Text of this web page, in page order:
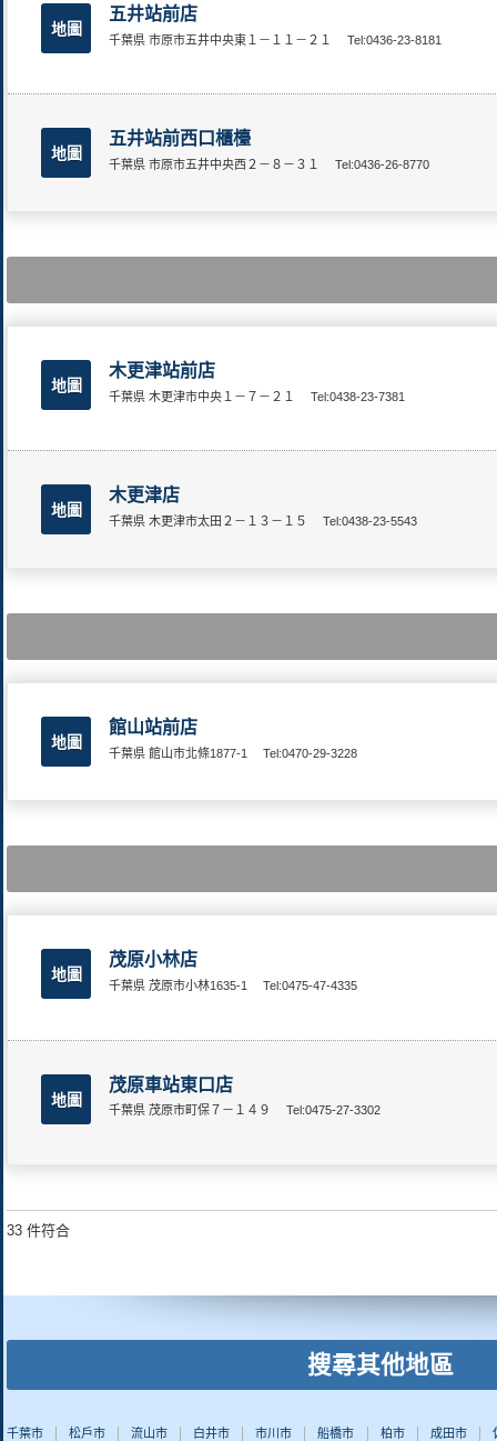
地圖
五井站前店
千葉県 市原市五井中央東１－１１－２１ Tel:0436-23-8181
地圖
五井站前西口櫃檯
千葉県 市原市五井中央西２－８－３１ Tel:0436-26-8770
地圖
木更津站前店
千葉県 木更津市中央１－７－２１ Tel:0438-23-7381
地圖
木更津店
千葉県 木更津市太田２－１３－１５ Tel:0438-23-5543
地圖
館山站前店
千葉県 館山市北條1877-1 Tel:0470-29-3228
地圖
茂原小林店
千葉県 茂原市小林1635-1 Tel:0475-47-4335
地圖
茂原車站東口店
千葉県 茂原市町保７－１４９ Tel:0475-27-3302
33 件符合
搜尋其他地區
千葉市 松戶市 流山市 白井市 市川市 船橋市 柏市 成田市